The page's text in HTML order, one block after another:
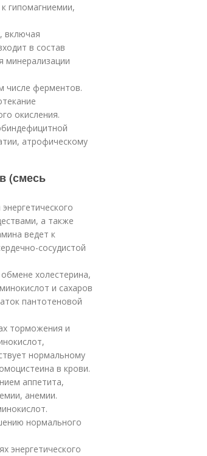
гипомагниемии,
включая
в состав
минерализации
числе ферментов.
окисления.
атрофическому
(смесь
а также
ведет к
сосудистой
холестерина,
и сахаров
пантотеновой
торможения и
нормальному
в крови.
аппетита,
анемии.
нормального
энергетического